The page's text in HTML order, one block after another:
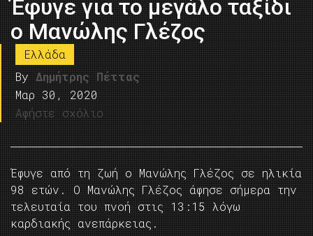
Έφυγε για το μεγάλο ταξίδι
ο Μανώλης Γλέζος
Ελλάδα
By Δημήτρης Πέττας
Μαρ 30, 2020
Αφήστε σχόλιο
Έφυγε από τη ζωή ο Μανώλης Γλέζος σε ηλικία
98 ετών. Ο Μανώλης Γλέζος άφησε σήμερα την
τελευταία του πνοή στις 13:15 λόγω
καρδιακής ανεπάρκειας.